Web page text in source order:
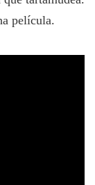
película.